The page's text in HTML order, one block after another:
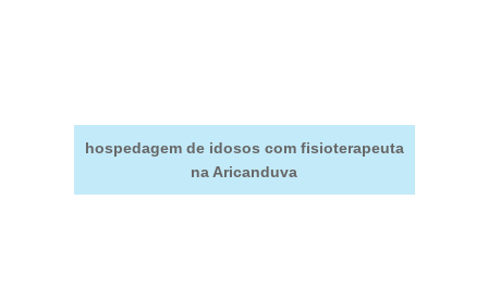
hospedagem de idosos com fisioterapeuta
na Aricanduva